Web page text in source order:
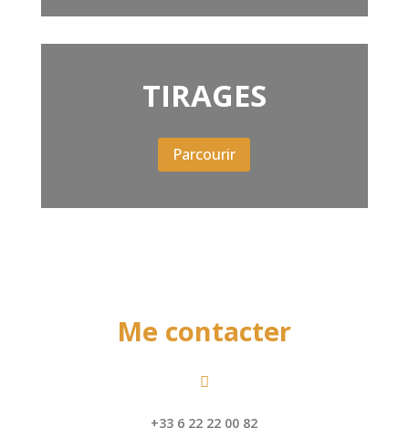
TIRAGES
Parcourir
Me contacter

+33 6 22 22 00 82